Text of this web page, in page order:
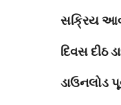
સક્રિય
દિવસ દીઠ
ડાઉનલોડ